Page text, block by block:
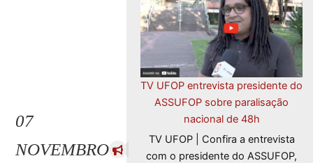
TV UFOP entrevista presidente do
ASSUFOP sobre paralisação
nacional de 48h
TV UFOP | Confira a entrevista
com o presidente do ASSUFOP,
07
NOVEMBRO